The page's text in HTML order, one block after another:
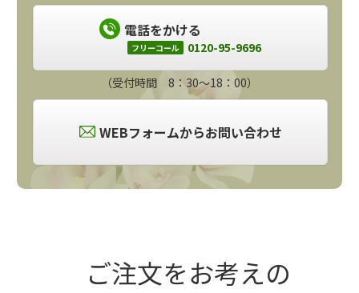
電話をかける
フリーコール 0120-95-9696
（受付時間 8：30～18：00）
WEBフォームからお問い合わせ
ご注文をお考えの